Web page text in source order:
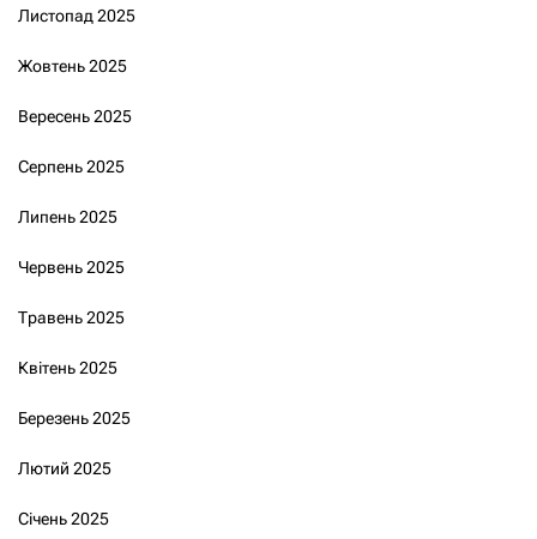
Листопад 2025
Жовтень 2025
Вересень 2025
Серпень 2025
Липень 2025
Червень 2025
Травень 2025
Квітень 2025
Березень 2025
Лютий 2025
Січень 2025